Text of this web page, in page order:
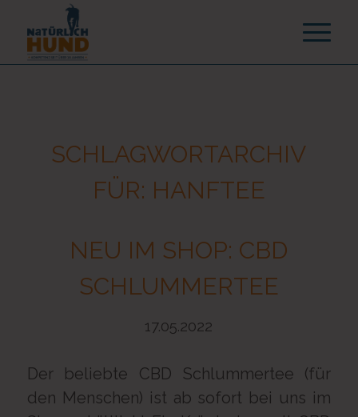
SCHLAGWORTARCHIV
FÜR: HANFTEE
NEU IM SHOP: CBD
SCHLUMMERTEE
17.05.2022
Der beliebte CBD Schlummertee (für
den Menschen) ist ab sofort bei uns im